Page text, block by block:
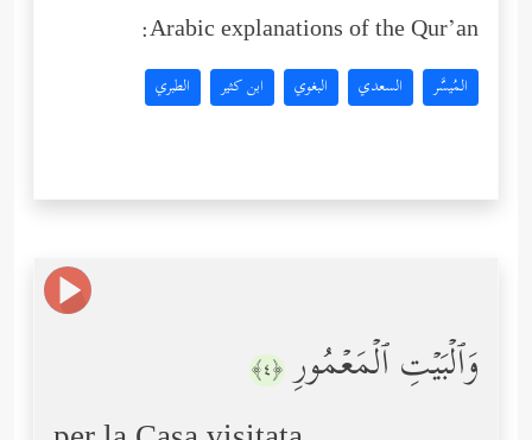
Arabic explanations of the Qur’an:
المُيسَّر السعدي البغوي ابن كثير الطبري
وَٱلۡبَیۡتِ ٱلۡمَعۡمُورِ ﴿٤﴾